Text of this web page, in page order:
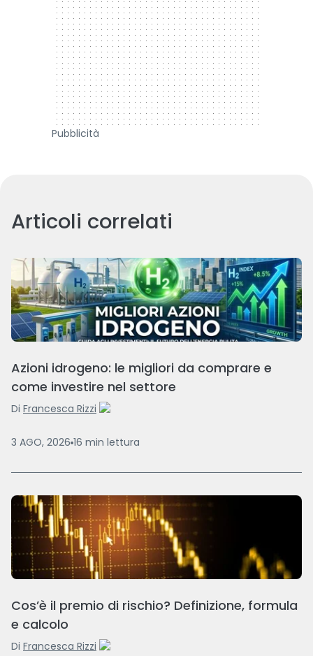
Pubblicità
Articoli correlati
Azioni idrogeno: le migliori da comprare e
come investire nel settore
Di Francesca Rizzi
3 AGO, 2026 16 min lettura
Cos’è il premio di rischio? Definizione, formula
e calcolo
Di Francesca Rizzi